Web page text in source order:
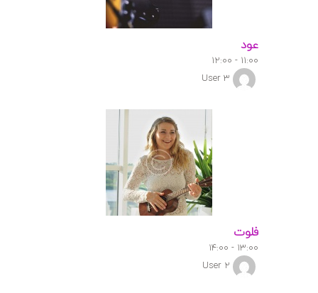
عود
۱۱:۰۰ - ۱۲:۰۰
User 3
فلوت
۱۳:۰۰ - ۱۴:۰۰
User 2